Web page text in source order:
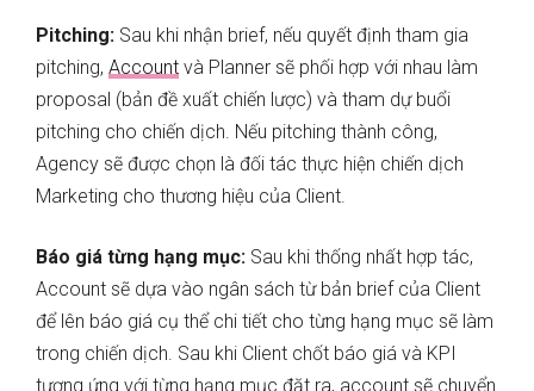
Pitching: Sau khi nhận brief, nếu quyết định tham gia
pitching, Account và Planner sẽ phối hợp với nhau làm
proposal (bản đề xuất chiến lược) và tham dự buổi
pitching cho chiến dịch. Nếu pitching thành công,
Agency sẽ được chọn là đối tác thực hiện chiến dịch
Marketing cho thương hiệu của Client.
Báo giá từng hạng mục: Sau khi thống nhất hợp tác,
Account sẽ dựa vào ngân sách từ bản brief của Client
để lên báo giá cụ thể chi tiết cho từng hạng mục sẽ làm
trong chiến dịch. Sau khi Client chốt báo giá và KPI
tương ứng với từng hạng mục đặt ra, account sẽ chuyển